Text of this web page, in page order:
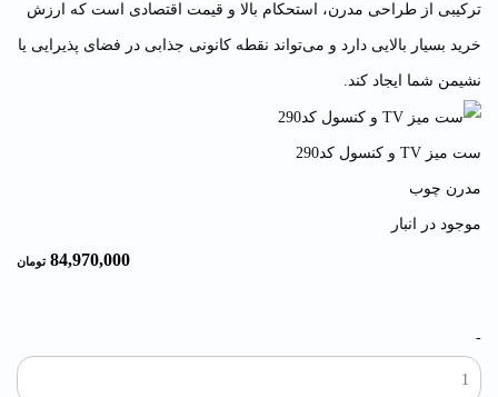
ترکیبی از طراحی مدرن، استحکام بالا و قیمت اقتصادی است که ارزش
خرید بسیار بالایی دارد و می‌تواند نقطه کانونی جذابی در فضای پذیرایی یا
نشیمن شما ایجاد کند.
ست میز TV و کنسول کد290
مدرن چوب
موجود در انبار
84,970,000 تومان
-